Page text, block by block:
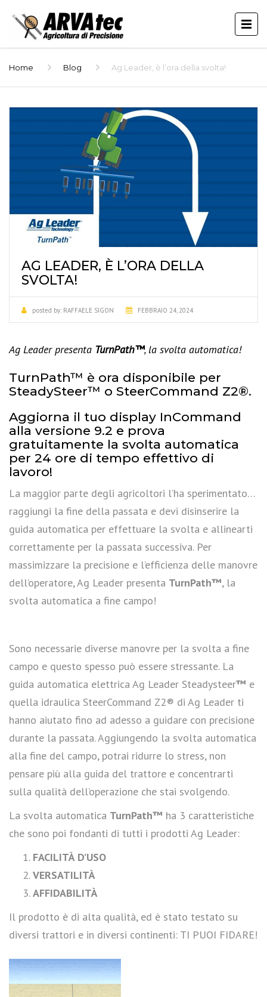
Home Blog Ag Leader, è l’ora della svolta!
AG LEADER, È L’ORA DELLA
SVOLTA!
posted by: RAFFAELE SIGON FEBBRAIO 24, 2024
Ag Leader presenta TurnPath™, la svolta automatica!
TurnPath™ è ora disponibile per
SteadySteer™ o SteerCommand Z2®.
Aggiorna il tuo display InCommand
alla versione 9.2 e prova
gratuitamente la svolta automatica
per 24 ore di tempo effettivo di
lavoro!
La maggior parte degli agricoltori l’ha sperimentato…
raggiungi la fine della passata e devi disinserire la
guida automatica per effettuare la svolta e allinearti
correttamente per la passata successiva. Per
massimizzare la precisione e l’efficienza delle manovre
dell’operatore, Ag Leader presenta TurnPath™, la
svolta automatica a fine campo!
Sono necessarie diverse manovre per la svolta a fine
campo e questo spesso può essere stressante. La
guida automatica elettrica Ag Leader Steadysteer™ e
quella idraulica SteerCommand Z2® di Ag Leader ti
hanno aiutato fino ad adesso a guidare con precisione
durante la passata. Aggiungendo la svolta automatica
alla fine del campo, potrai ridurre lo stress, non
pensare più alla guida del trattore e concentrarti
sulla qualità dell’operazione che stai svolgendo.
La svolta automatica TurnPath™ ha 3 caratteristiche
che sono poi fondanti di tutti i prodotti Ag Leader:
FACILITÀ D’USO
VERSATILITÀ
AFFIDABILITÀ
Il prodotto è di alta qualità, ed è stato testato su
diversi trattori e in diversi continenti: TI PUOI FIDARE!